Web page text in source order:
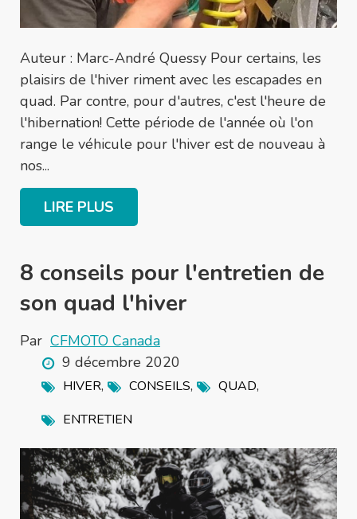
Auteur : Marc-André Quessy Pour certains, les
plaisirs de l'hiver riment avec les escapades en
quad. Par contre, pour d'autres, c'est l'heure de
l'hibernation! Cette période de l'année où l'on
range le véhicule pour l'hiver est de nouveau à
nos...
LIRE PLUS
8 conseils pour l'entretien de
son quad l'hiver
Par CFMOTO Canada
9 décembre 2020
HIVER, CONSEILS, QUAD,
ENTRETIEN